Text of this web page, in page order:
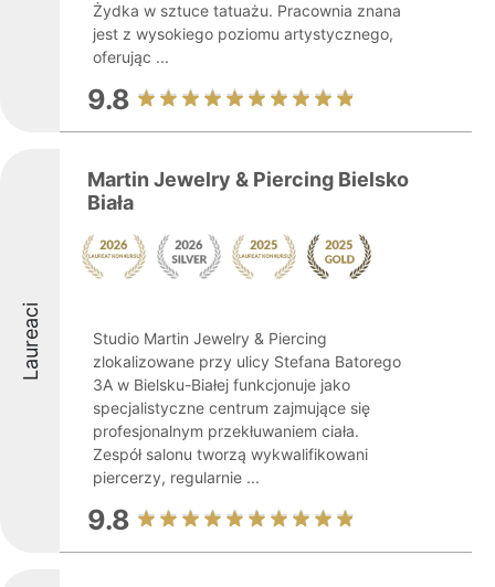
Żydka w sztuce tatuażu. Pracownia znana
jest z wysokiego poziomu artystycznego,
oferując ...
9.8
Laureaci
Martin Jewelry & Piercing Bielsko
Biała
Studio Martin Jewelry & Piercing
zlokalizowane przy ulicy Stefana Batorego
3A w Bielsku-Białej funkcjonuje jako
specjalistyczne centrum zajmujące się
profesjonalnym przekłuwaniem ciała.
Zespół salonu tworzą wykwalifikowani
piercerzy, regularnie ...
9.8